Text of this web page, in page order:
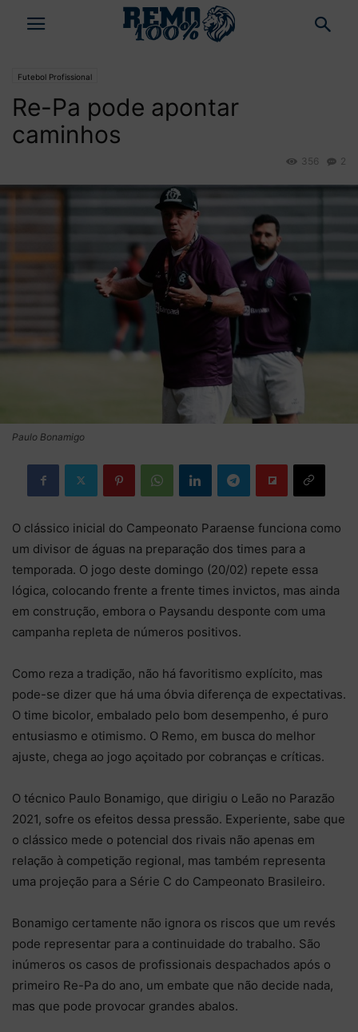
Futebol Profissional
Re-Pa pode apontar
caminhos
2
356
Paulo Bonamigo
O clássico inicial do Campeonato Paraense funciona como
um divisor de águas na preparação dos times para a
temporada. O jogo deste domingo (20/02) repete essa
lógica, colocando frente a frente times invictos, mas ainda
em construção, embora o Paysandu desponte com uma
campanha repleta de números positivos.
Como reza a tradição, não há favoritismo explícito, mas
pode-se dizer que há uma óbvia diferença de expectativas.
O time bicolor, embalado pelo bom desempenho, é puro
entusiasmo e otimismo. O Remo, em busca do melhor
ajuste, chega ao jogo açoitado por cobranças e críticas.
O técnico Paulo Bonamigo, que dirigiu o Leão no Parazão
2021, sofre os efeitos dessa pressão. Experiente, sabe que
o clássico mede o potencial dos rivais não apenas em
relação à competição regional, mas também representa
uma projeção para a Série C do Campeonato Brasileiro.
Bonamigo certamente não ignora os riscos que um revés
pode representar para a continuidade do trabalho. São
inúmeros os casos de profissionais despachados após o
primeiro Re-Pa do ano, um embate que não decide nada,
mas que pode provocar grandes abalos.